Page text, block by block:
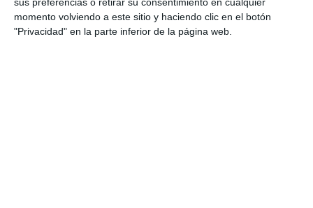
momento volviendo a este sitio y haciendo clic en el botón
"Privacidad" en la parte inferior de la página web.
Generali dispara un 51,4% el beneficio operativo del negocio de
No Vida en España en el semestre